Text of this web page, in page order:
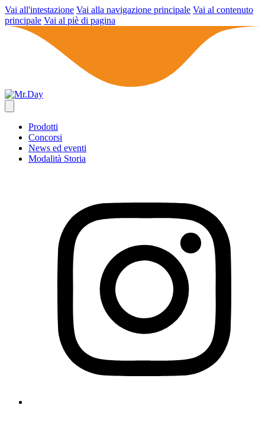
Vai all'intestazione Vai alla navigazione principale Vai al contenuto
principale Vai al piè di pagina
Prodotti
Concorsi
News ed eventi
Modalità Storia